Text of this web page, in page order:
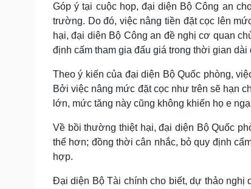
Góp ý tại cuộc họp, đại diện Bộ Công an
trường. Do đó, việc nâng tiền đặt cọc lên
hại, đại diện Bộ Công an đề nghị cơ quan
định cấm tham gia đấu giá trong thời gian
Theo ý kiến của đại diện Bộ Quốc phòng,
Bởi việc nâng mức đặt cọc như trên sẽ hạn
lớn, mức tăng này cũng không khiến họ e
Về bồi thường thiệt hại, đại diện Bộ Quốc
thể hơn; đồng thời cân nhắc, bỏ quy định
hợp.
Đại diện Bộ Tài chính cho biết, dự thảo nghị